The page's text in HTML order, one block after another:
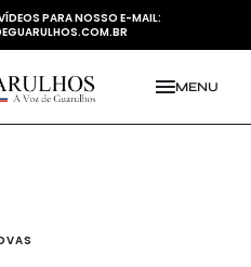
PARA NOSSO E-MAIL:
MENU